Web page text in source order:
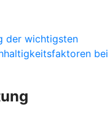
der wichtigsten
bei